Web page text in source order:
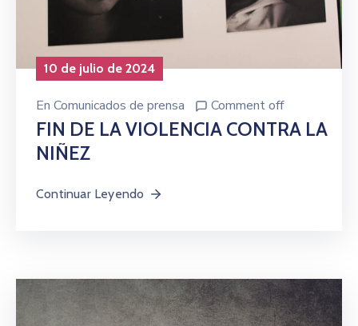
10 de julio de 2024
En Comunicados de prensa Comment off
FIN DE LA VIOLENCIA CONTRA LA
NIÑEZ
Continuar Leyendo